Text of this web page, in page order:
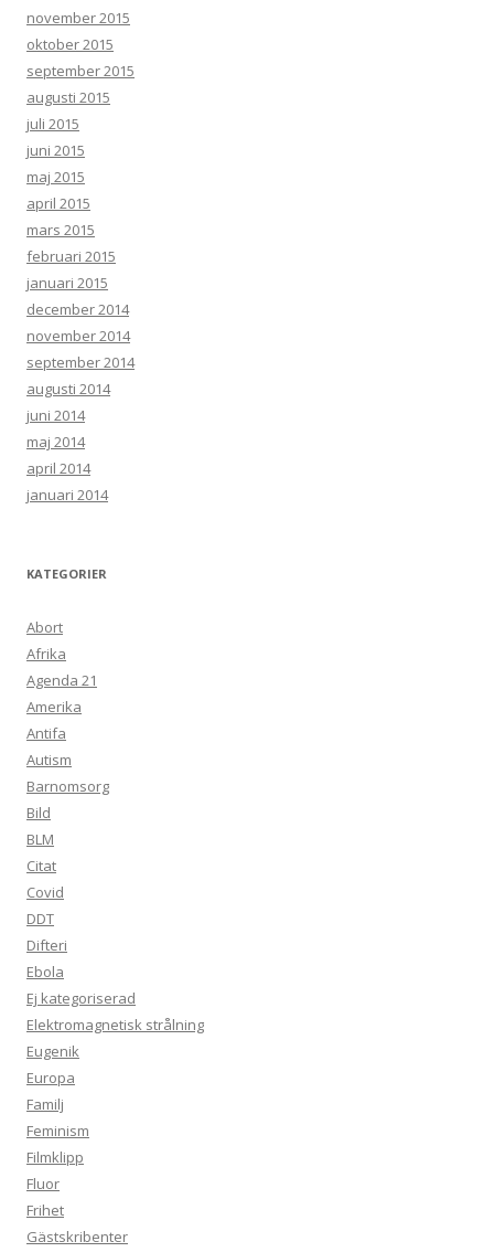
november 2015
oktober 2015
september 2015
augusti 2015
juli 2015
juni 2015
maj 2015
april 2015
mars 2015
februari 2015
januari 2015
december 2014
november 2014
september 2014
augusti 2014
juni 2014
maj 2014
april 2014
januari 2014
KATEGORIER
Abort
Afrika
Agenda 21
Amerika
Antifa
Autism
Barnomsorg
Bild
BLM
Citat
Covid
DDT
Difteri
Ebola
Ej kategoriserad
Elektromagnetisk strålning
Eugenik
Europa
Familj
Feminism
Filmklipp
Fluor
Frihet
Gästskribenter